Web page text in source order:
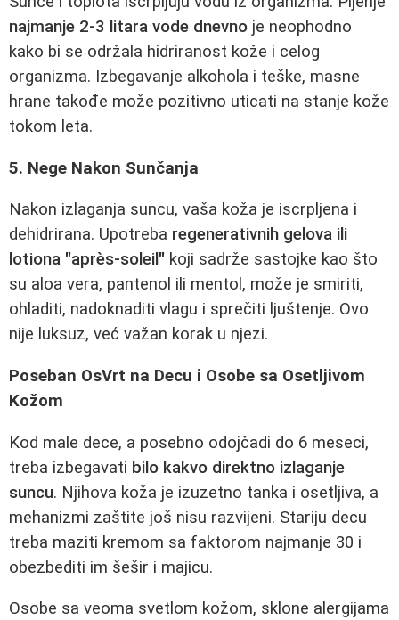
najmanje 2-3 litara vode dnevno je neophodno
kako bi se održala hidriranost kože i celog
organizma. Izbegavanje alkohola i teške, masne
hrane takođe može pozitivno uticati na stanje kože
tokom leta.
5. Nege Nakon Sunčanja
Nakon izlaganja suncu, vaša koža je iscrpljena i
dehidrirana. Upotreba regenerativnih gelova ili
lotiona "après-soleil" koji sadrže sastojke kao što
su aloa vera, pantenol ili mentol, može je smiriti,
ohladiti, nadoknaditi vlagu i sprečiti ljuštenje. Ovo
nije luksuz, već važan korak u njezi.
Poseban OsVrt na Decu i Osobe sa Osetljivom
Kožom
Kod male dece, a posebno odojčadi do 6 meseci,
treba izbegavati bilo kakvo direktno izlaganje
suncu. Njihova koža je izuzetno tanka i osetljiva, a
mehanizmi zaštite još nisu razvijeni. Stariju decu
treba maziti kremom sa faktorom najmanje 30 i
obezbediti im šešir i majicu.
Osobe sa veoma svetlom kožom, sklone alergijama